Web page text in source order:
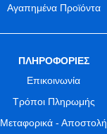
Αγαπημένα Προϊόντα
ΠΛΗΡΟΦΟΡΙΕΣ
Επικοινωνία
Τρόποι Πληρωμής
Μεταφορικά - Αποστολή